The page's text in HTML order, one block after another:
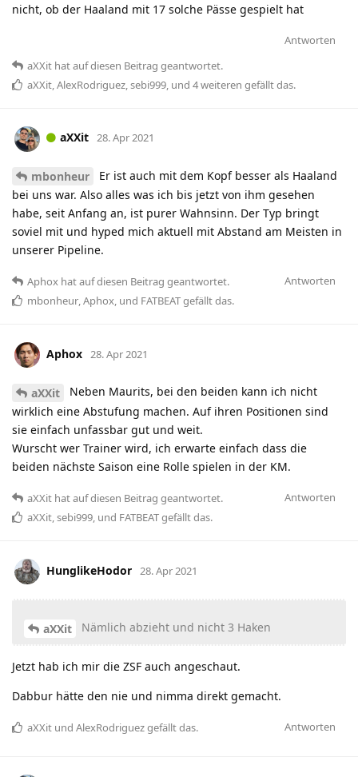
nicht, ob der Haaland mit 17 solche Pässe gespielt hat
Antworten
aXXit hatauf diesen Beitrag geantwortet.
aXXit AlexRodriguez sebi999 , und 4weiteren gefällt das.
aXXit 28. Apr 2021
mbonheur
Er ist auch mit dem Kopf besser als Haaland
bei uns war. Also alles was ich bis jetzt von ihm gesehen
habe, seit Anfang an, ist purer Wahnsinn. Der Typ bringt
soviel mit und hyped mich aktuell mit Abstand am Meisten in
unserer Pipeline.
Antworten
Aphox hatauf diesen Beitrag geantwortet.
mbonheur,Aphox, und FATBEATgefällt das.
Aphox 28. Apr 2021
aXXit
Neben Maurits, bei den beiden kann ich nicht
wirklich eine Abstufung machen. Auf ihren Positionen sind
sie einfach unfassbar gut und weit.
Wurscht wer Trainer wird, ich erwarte einfach dass die
beiden nächste Saison eine Rolle spielen in der KM.
Antworten
aXXit hatauf diesen Beitrag geantwortet.
aXXit,sebi999, und FATBEATgefällt das.
HunglikeHodor 28. Apr 2021
aXXit Nämlich abzieht und nicht 3 Haken
Jetzt hab ich mir die ZSF auch angeschaut.
Dabbur hätte den nie und nimma direkt gemacht.
Antworten
aXXit und AlexRodriguezgefällt das.